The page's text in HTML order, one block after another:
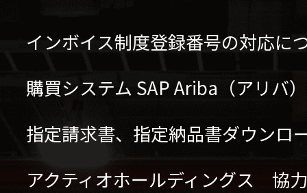
インボイス制度登録番号の対応に
購買システム SAP Ariba（アリバ
指定請求書、指定納品書ダウンロ
アクティオホールディングス 協